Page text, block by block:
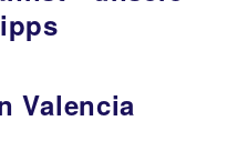
Valencia